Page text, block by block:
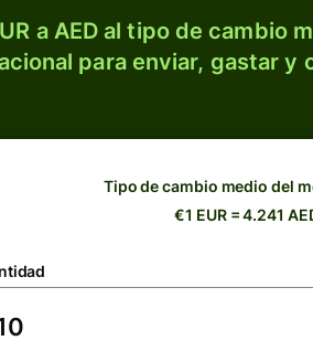
a AED al tipo de cambio
para enviar, gastar y
Tipo de cambio medio del
€1 EUR = 4.241